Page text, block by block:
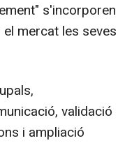
s'incorporen
mercat les seves
validació
i ampliació